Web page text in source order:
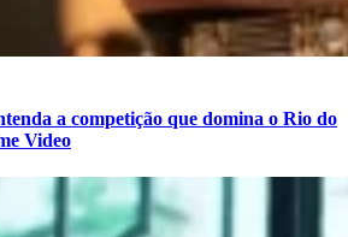
a competição que domina o Rio do
Video